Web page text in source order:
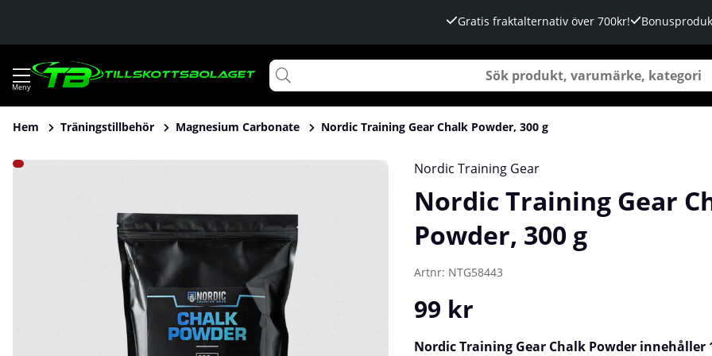
Gratis fraktalternativ över 700kr!
Hem Träningstillbehör Magnesium Carbonate Nordic Training Gear Chalk Powder, 300 g
Produktbilder Nordic Training Gear Chalk Powder, 300 g Nordic Training Gear
Nordic Training Gear
Powder, 300 g
Artnr: NTG58443
99 kr
Nordic Training Gear Chalk Powder innehåller